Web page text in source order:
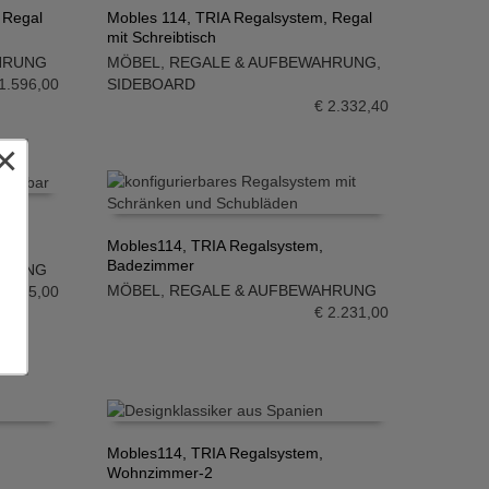
IN DEN WARENKORB
Mobles 114, TRIA Regalsystem, Regal
mit Schreibtisch
MÖBEL
REGALE & AUFBEWAHRUNG
SIDEBOARD
€ 2.332,40
5.495,00
IN DEN WARENKORB
Mobles114, TRIA Regalsystem,
Badezimmer
MÖBEL
REGALE & AUFBEWAHRUNG
€ 2.231,00
Mobles114, TRIA Regalsystem,
Wohnzimmer-2